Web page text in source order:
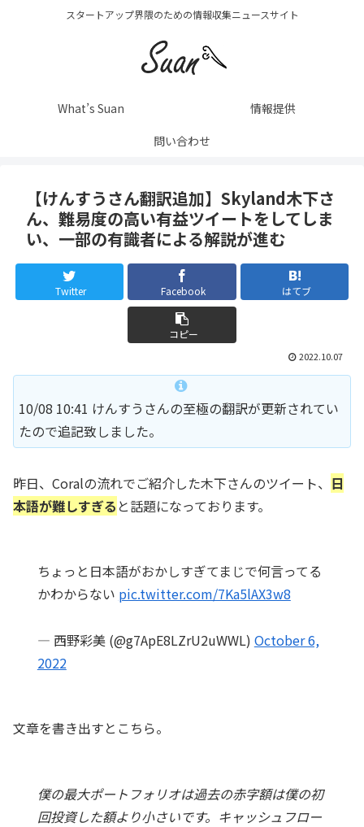
スタートアップ界隈のための情報収集ニュースサイト
What’s Suan
情報提供
問い合わせ
【けんすうさん翻訳追加】Skyland木下さ
ん、難易度の高い有益ツイートをしてしま
い、一部の有識者による解説が進む
Twitter Facebook はてブ
コピー
2022.10.07
10/08 10:41 けんすうさんの至極の翻訳が更新されてい
たので追記致しました。
昨日、Coralの流れでご紹介した木下さんのツイート、 日
本語が難しすぎる と話題になっております。
ちょっと日本語がおかしすぎてまじで何言ってる
かわからない pic.twitter.com/7Ka5lAX3w8
— 西野彩美 (@g7ApE8LZrU2uWWL) October 6,
2022
文章を書き出すとこちら。
僕の最大ポートフォリオは過去の赤字額は僕の初
回投資した額より小さいです。キャッシュフロー